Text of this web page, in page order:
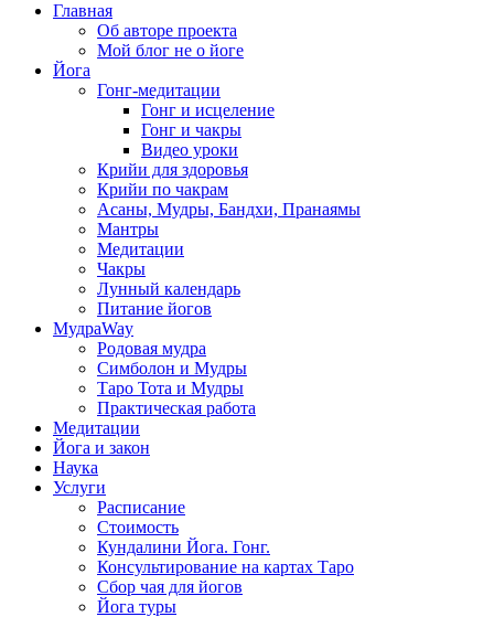
Главная
Об авторе проекта
Мой блог не о йоге
Йога
Гонг-медитации
Гонг и исцеление
Гонг и чакры
Видео уроки
Крийи для здоровья
Крийи по чакрам
Асаны, Мудры, Бандхи, Пранаямы
Мантры
Медитации
Чакры
Лунный календарь
Питание йогов
МудраWay
Родовая мудра
Симболон и Мудры
Таро Тота и Мудры
Практическая работа
Медитации
Йога и закон
Наука
Услуги
Расписание
Стоимость
Кундалини Йога. Гонг.
Консультирование на картах Таро
Сбор чая для йогов
Йога туры